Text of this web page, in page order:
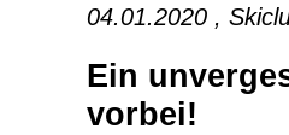
04.01.2020 ,
Ein
vorbei!